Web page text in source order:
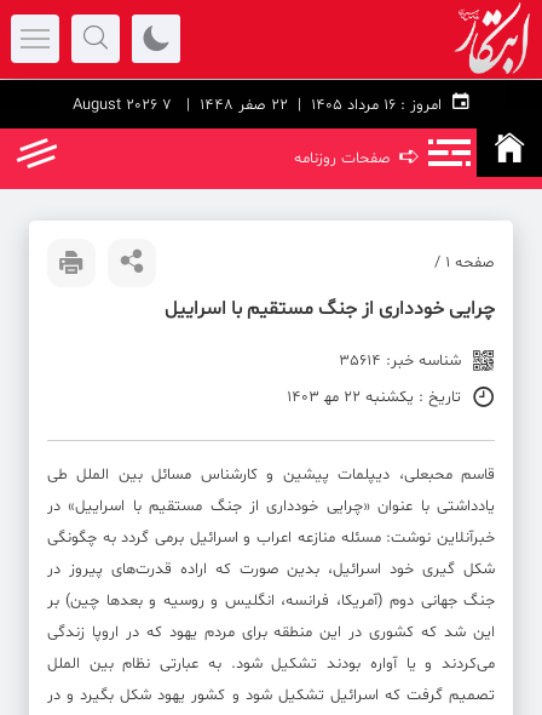
امروز : 22 صفر 1448 | 7 August 2026
➪ صفحات روزنامه
صفحه ۱ /
چرایی خودداری از جنگ مستقیم با اسراییل
شناسه خبر: 35614
تاریخ : یکشنبه 22 مه‍ 1403
قاسم محبعلی، دیپلمات پیشین و کارشناس مسائل بین الملل طی
یادداشتی با عنوان «چرایی خودداری از جنگ مستقیم با اسراییل» در
خبرآنلاین نوشت: مسئله منازعه اعراب و اسرائیل برمی گردد به چگونگی
شکل گیری خود اسرائیل، بدین صورت که اراده قدرت‌های پیروز در
جنگ جهانی دوم (آمریکا، فرانسه، انگلیس و روسیه و بعد‌ها چین) بر
این شد که کشوری در این منطقه برای مردم یهود که در اروپا زندگی
می‌کردند و یا آواره بودند تشکیل شود. به عبارتی نظام بین الملل
تصمیم گرفت که اسرائیل تشکیل شود و کشور یهود شکل بگیرد و در